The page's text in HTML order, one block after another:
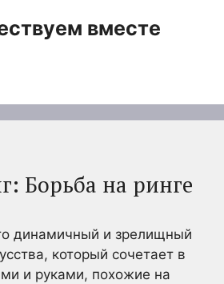
вместе
Борьба на ринге
динамичный и зрелищный
который сочетает в
и руками, похожие на